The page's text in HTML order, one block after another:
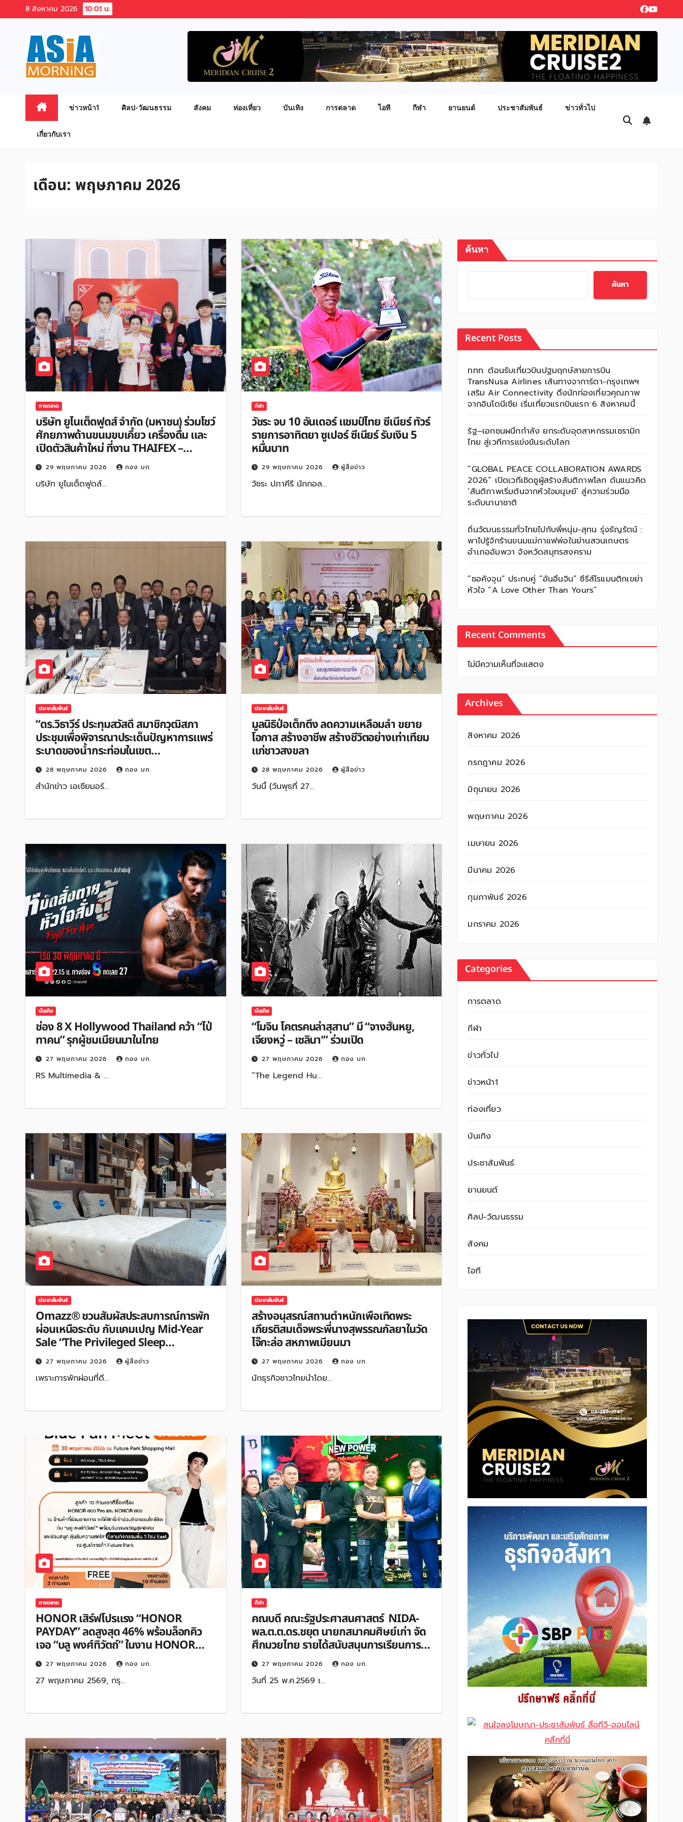
to
content
8 สิงหาคม 2026 10:01 น.
ข่าวหน้า1 ศิลป-วัฒนธรรม สังคม ท่องเที่ยว บันเทิง การตลาด ไอที กีฬา ยานยนต์ ประชาสัมพันธ์ ข่าวทั่วไป
เกี่ยวกับเรา
เดือน: พฤษภาคม 2026
การตลาด
บริษัท ยูไนเต็ดฟูดส์ จำกัด (มหาชน) ร่วมโชว์
ศักยภาพด้านขนมขบเคี้ยว เครื่องดื่ม และ
เปิดตัวสินค้าใหม่ ที่งาน THAIFEX –
ANUGA ASIA 2026
29 พฤษภาคม 2026 กอง บก.
บริษัท ยูไนเต็ดฟูดส์…
กีฬา
วัชระ จบ 10 อันเดอร์ แชมป์ไทย ซีเนียร์ ทัวร์
รายการอาทิตยา ซูเปอร์ ซีเนียร์ รับเงิน 5
หมื่นบาท
29 พฤษภาคม 2026 ผู้สื่อข่าว
วัชระ ปภาคีรี นักกอล…
ประชาสัมพันธ์
“ดร.วิธาวีร์ ประทุมสวัสดิ์ สมาชิกวุฒิสภา
ประชุมเพื่อพิจารณาประเด็นปัญหาการแพร่
ระบาดของน้ำกระท่อมในเขต
กรุงเทพมหานคร”
28 พฤษภาคม 2026 กอง บก.
สำนักข่าว เอเซียมอร์…
ประชาสัมพันธ์
มูลนิธิป่อเต็กตึ๊ง ลดความเหลื่อมล้ำ ขยาย
โอกาส สร้างอาชีพ สร้างชีวิตอย่างเท่าเทียม
แก่ชาวสงขลา
28 พฤษภาคม 2026 ผู้สื่อข่าว
วันนี้ (วันพุธที่ 27…
บันเทิง
ช่อง 8 X Hollywood Thailand คว้า “ไป่
ทาคน” รุกผู้ชมเมียนมาในไทย
27 พฤษภาคม 2026 กอง บก.
RS Multimedia & …
บันเทิง
“โมจิน โคตรคนล่าสุสาน” มี “จางฮั่นหยู,
เจียงหวู่ – เซลินา'” ร่วมเปิด
27 พฤษภาคม 2026 กอง บก.
“The Legend Hu…
ประชาสัมพันธ์
Omazz® ชวนสัมผัสประสบการณ์การพัก
ผ่อนเหนือระดับ กับแคมเปญ Mid-Year
Sale “The Privileged Sleep
Experience”
27 พฤษภาคม 2026 ผู้สื่อข่าว
เพราะการพักผ่อนที่ดี…
ประชาสัมพันธ์
สร้างอนุสรณ์สถานตำหนักเพื่อเทิดพระ
เกียรติสมเด็จพระพี่นางสุพรรณกัลยาในวัด
ไจ๊กะล่อ สหภาพเมียนมา
27 พฤษภาคม 2026 กอง บก.
นักธุรกิจชาวไทยนำโดย…
การตลาด
HONOR เสิร์ฟโปรแรง “HONOR
PAYDAY” ลดสูงสุด 46% พร้อมล็อกคิว
เจอ “บลู พงศ์ทิวัตถ์” ในงาน HONOR
600 Series First Sales Event 30
พ.ค.นี้!
27 พฤษภาคม 2026 กอง บก.
27 พฤษภาคม 2569, กรุ…
กีฬา
คณบดี คณะรัฐประศาสนศาสตร์ NIDA-
พล.ต.ต.ดร.ชยุต นายกสมาคมศิษย์เก่า จัด
ศึกมวยไทย รายได้สนับสนุนการเรียนการ
สอน-กิจกรรม
27 พฤษภาคม 2026 กอง บก.
วันที่ 25 พ.ค.2569 เ…
ค้นหา
ค้นหา
Recent Posts
ททท. ต้อนรับเที่ยวบินปฐมฤกษ์สายการบิน
TransNusa Airlines เส้นทางจาการ์ตา-กรุงเทพฯ
เสริม Air Connectivity ดึงนักท่องเที่ยวคุณภาพ
จากอินโดนีเซีย เริ่มเที่ยวแรกบินแรก 6 สิงหาคมนี้
รัฐ–เอกชนผนึกกำลัง ยกระดับอุตสาหกรรมเซรามิก
ไทย สู่เวทีการแข่งขันระดับโลก
“GLOBAL PEACE COLLABORATION AWARDS
2026” เปิดเวทีเชิดชูผู้สร้างสันติภาพโลก ดันแนวคิด
‘สันติภาพเริ่มต้นจากหัวใจมนุษย์’ สู่ความร่วมมือ
ระดับนานาชาติ
ถิ่นวัฒนธรรมทั่วไทยไปกับพี่หนุ่ม-สุทน รุ่งธัญรัตน์ :
พาไปรู้จักร้านขนมแม่กาแฟพ่อในย่านสวนเกษตร
อำเภออัมพวา จังหวัดสมุทรสงคราม
“ซอคังจุน” ประกบคู่ “อันอึนจิน” ซีรีส์โรแมนติกเขย่า
หัวใจ “A Love Other Than Yours”
Recent Comments
ไม่มีความเห็นที่จะแสดง
Archives
สิงหาคม 2026
กรกฎาคม 2026
มิถุนายน 2026
พฤษภาคม 2026
เมษายน 2026
มีนาคม 2026
กุมภาพันธ์ 2026
มกราคม 2026
Categories
การตลาด
กีฬา
ข่าวทั่วไป
ข่าวหน้า1
ท่องเที่ยว
บันเทิง
ประชาสัมพันธ์
ยานยนต์
ศิลป-วัฒนธรรม
สังคม
ไอที